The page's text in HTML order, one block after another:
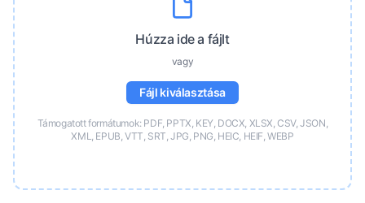
Húzza ide a fájlt
vagy
Fájl kiválasztása
Támogatott formátumok: PDF, PPTX, KEY, DOCX, XLSX, CSV, JSON,
XML, EPUB, VTT, SRT, JPG, PNG, HEIC, HEIF, WEBP